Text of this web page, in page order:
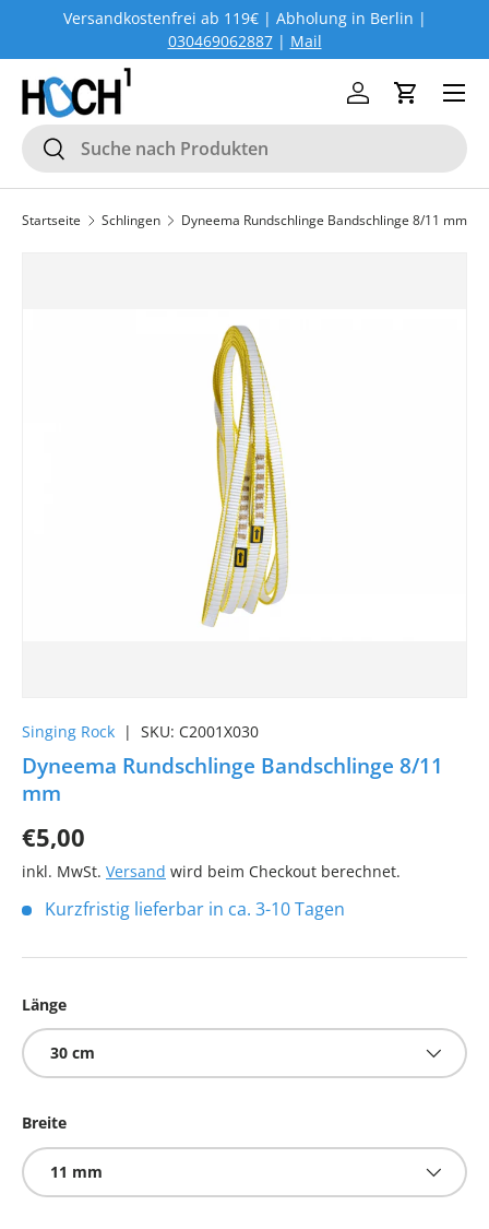
DIREKT ZUM INHALT
Versandkostenfrei ab 119€ | Abholung in Berlin |
030469062887| Mail
Suchen
Suchen
Einloggen
Menü
Startseite Schlingen Dyneema Rundschlinge Bandschlinge 8/11 mm
Singing Rock | SKU: C2001X030
Dyneema Rundschlinge Bandschlinge 8/11
mm
€5,00
inkl. MwSt. Versand wird beim Checkout berechnet.
Kurzfristig lieferbar in ca. 3-10 Tagen
Länge
30 cm
Breite
11 mm